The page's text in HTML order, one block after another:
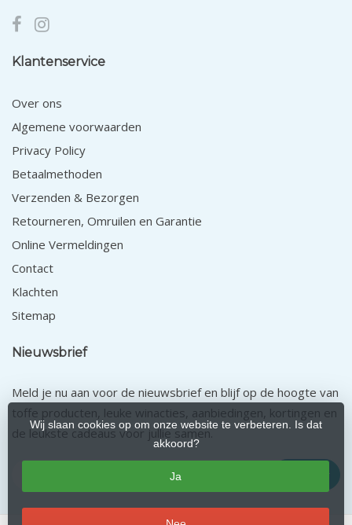
Wij slaan cookies op om onze website te verbeteren. Is dat
akkoord?
Ja
Klantenservice
Over ons
Algemene voorwaarden
Privacy Policy
Betaalmethoden
Verzenden & Bezorgen
Retourneren, Omruilen en Garantie
Online Vermeldingen
Contact
Klachten
Sitemap
Nieuwsbrief
Meld je nu aan voor de nieuwsbrief en blijf op de hoogte van
toffe producten, leuke winacties, aanbiedingen, kortingen en
de leukste cadeaus voor jullie samen.
Abonneer